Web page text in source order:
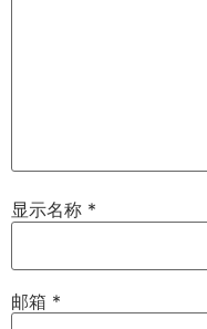
显示名称 *
邮箱 *